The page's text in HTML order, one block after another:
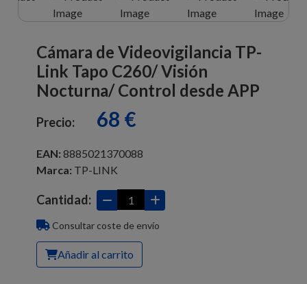
Cámara de Videovigilancia TP-
Link Tapo C260/ Visión
Nocturna/ Control desde APP
Precio: 68 €
EAN: 8885021370088
Marca: TP-LINK
Cantidad:
Consultar coste de envío
Añadir al carrito